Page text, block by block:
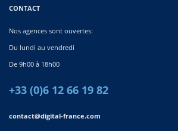
CONTACT
Nos agences sont ouvertes:
Du lundi au vendredi
De 9h00 à 18h00
+33 (0)6 12 66 19 82
contact@digital-france.com